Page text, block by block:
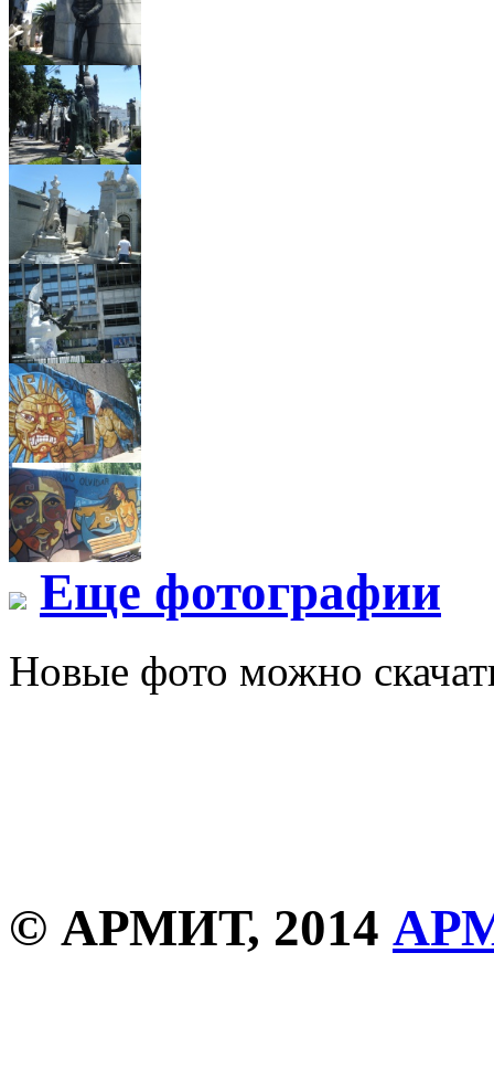
Еще фотографии
Новые фото можно
© АРМИТ, 2014